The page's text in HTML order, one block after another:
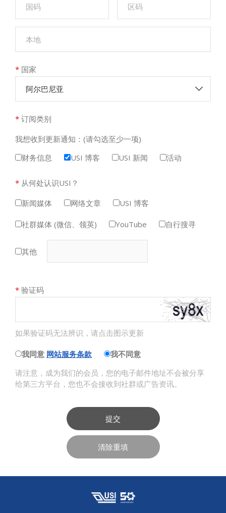
* 国家
阿尔巴尼亚
* 订阅类别
我想收到更新通知：(请勾选至少一项)
财务信息
USI 博客 USI 新闻 活动
* 从何处认识USI？
新闻媒体
网络文章 USI 博客
社群媒体 (微信、领英) YouTube 自行搜寻
其他
* 验证码
如果验证码无法辨识，请点击图示更新
我同意 网站服务条款
我不同意
请注意，成为我们的会员，您的电子邮件地址不会被分享
给第三方平台，您也不会接收到社群或广告资讯。
提交
清除重填